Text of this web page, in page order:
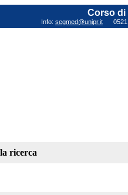
Corso di
Info: segmed@unipr.it
ricerca